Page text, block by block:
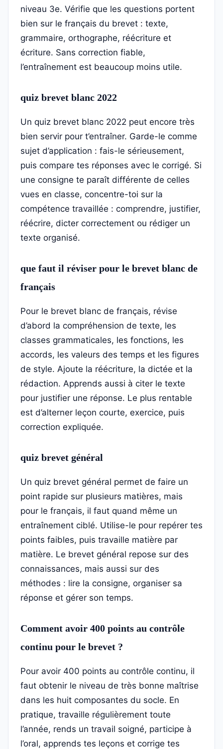
niveau 3e. Vérifie que les questions portent
bien sur le français du brevet : texte,
grammaire, orthographe, réécriture et
écriture. Sans correction fiable,
l’entraînement est beaucoup moins utile.
quiz brevet blanc 2022
Un quiz brevet blanc 2022 peut encore très
bien servir pour t’entraîner. Garde-le comme
sujet d’application : fais-le sérieusement,
puis compare tes réponses avec le corrigé. Si
une consigne te paraît différente de celles
vues en classe, concentre-toi sur la
compétence travaillée : comprendre, justifier,
réécrire, dicter correctement ou rédiger un
texte organisé.
que faut il réviser pour le brevet blanc de
français
Pour le brevet blanc de français, révise
d’abord la compréhension de texte, les
classes grammaticales, les fonctions, les
accords, les valeurs des temps et les figures
de style. Ajoute la réécriture, la dictée et la
rédaction. Apprends aussi à citer le texte
pour justifier une réponse. Le plus rentable
est d’alterner leçon courte, exercice, puis
correction expliquée.
quiz brevet général
Un quiz brevet général permet de faire un
point rapide sur plusieurs matières, mais
pour le français, il faut quand même un
entraînement ciblé. Utilise-le pour repérer tes
points faibles, puis travaille matière par
matière. Le brevet général repose sur des
connaissances, mais aussi sur des
méthodes : lire la consigne, organiser sa
réponse et gérer son temps.
Comment avoir 400 points au contrôle
continu pour le brevet ?
Pour avoir 400 points au contrôle continu, il
faut obtenir le niveau de très bonne maîtrise
dans les huit composantes du socle. En
pratique, travaille régulièrement toute
l’année, rends un travail soigné, participe à
l’oral, apprends tes leçons et corrige tes